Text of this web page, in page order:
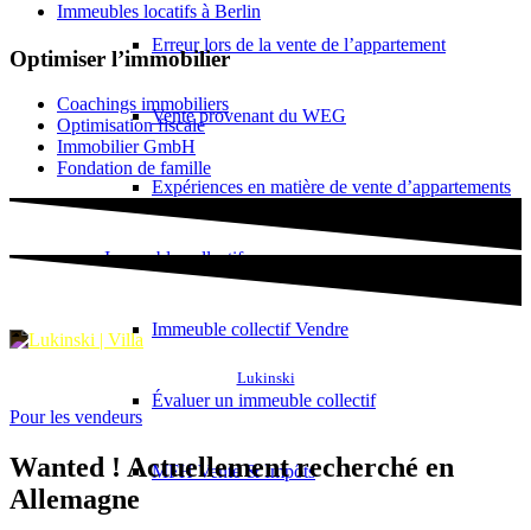
Erreur lors de la vente de l’appartement
Vente provenant du WEG
Expériences en matière de vente d’appartements
Immeuble collectif
Immeuble collectif Vendre
Évaluer un immeuble collectif
MFH Vente & Impôts
Immeubles locatifs à Berlin
Optimiser l’immobilier
Coachings immobiliers
Optimisation fiscale
Immobilier GmbH
Fondation de famille
Lukinski
Pour les vendeurs
Wanted ! Actuellement recherché en
Allemagne